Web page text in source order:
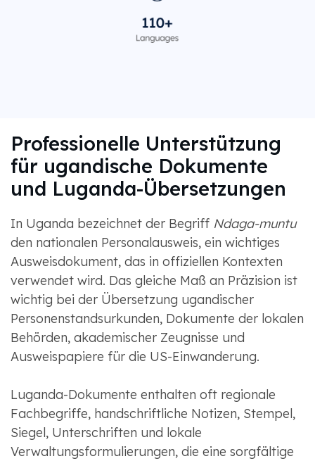
Professionelle Unterstützung
für ugandische Dokumente
und Luganda-Übersetzungen
In Uganda bezeichnet der Begriff Ndaga-muntu
den nationalen Personalausweis, ein wichtiges
Ausweisdokument, das in offiziellen Kontexten
verwendet wird. Das gleiche Maß an Präzision ist
wichtig bei der Übersetzung ugandischer
Personenstandsurkunden, Dokumente der lokalen
Behörden, akademischer Zeugnisse und
Ausweispapiere für die US-Einwanderung.
Luganda-Dokumente enthalten oft regionale
Fachbegriffe, handschriftliche Notizen, Stempel,
Siegel, Unterschriften und lokale
Verwaltungsformulierungen, die eine sorgfältige